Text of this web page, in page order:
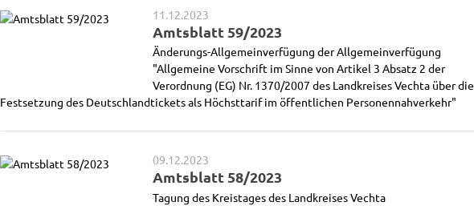
11.12.2023
Amtsblatt 59/2023
Änderungs-Allgemeinverfügung der Allgemeinverfügung
"Allgemeine Vorschrift im Sinne von Artikel 3 Absatz 2 der
Verordnung (EG) Nr. 1370/2007 des Landkreises Vechta über die
Festsetzung des Deutschlandtickets als Höchsttarif im öffentlichen Personennahverkehr"
09.12.2023
Amtsblatt 58/2023
Tagung des Kreistages des Landkreises Vechta